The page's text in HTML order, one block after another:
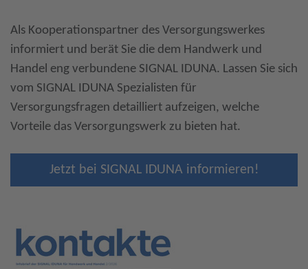
Als Kooperationspartner des Versorgungswerkes
informiert und berät Sie die dem Handwerk und
Handel eng verbundene SIGNAL IDUNA. Lassen Sie sich
vom SIGNAL IDUNA Spezialisten für
Versorgungsfragen detailliert aufzeigen, welche
Vorteile das Versorgungswerk zu bieten hat.
Jetzt bei SIGNAL IDUNA informieren!